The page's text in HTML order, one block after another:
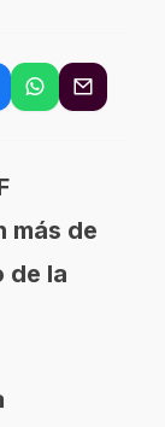
más de
de la